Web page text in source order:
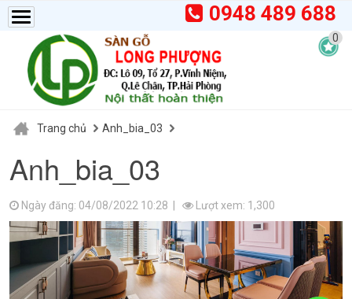
0948 489 688
0
Trang chủ Anh_bia_03
Anh_bia_03
Ngày đăng: 04/08/2022 10:28 | Lượt xem: 1,300